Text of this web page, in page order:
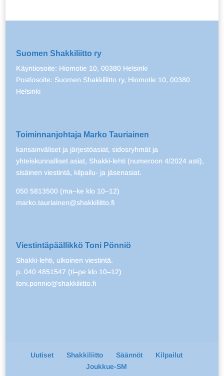
Suomen Shakkiliitto ry
Käyntiosoite: Hiomotie 10, 00380 Helsinki
Postiosoite: Suomen Shakkiliitto ry, Hiomotie 10, 00380
Helsinki
Toiminnanjohtaja Marko Tauriainen
kansainväliset ja järjestöasiat, sidosryhmät ja
yhteiskunnalliset asiat, Shakki-lehti (numeroon 4/2024 asti),
sisäinen viestintä, kilpailu- ja jäsenasiat.
050 5813500 (ma–ke klo 10–12)
marko.tauriainen@shakkiliitto.fi
Viestintäpäällikkö Toni Pönniö
Shakki-lehti, ulkoinen viestintä.
p. 040 4851547 (ti–pe klo 10–12)
toni.ponnio@shakkiliitto.fi
Uutiset Shakkiliitto Säännöt
Kilpailut
Joukkue-SM